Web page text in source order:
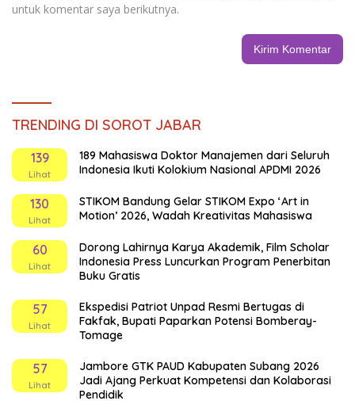
untuk komentar saya berikutnya.
TRENDING DI SOROT JABAR
139
Lihat
189 Mahasiswa Doktor Manajemen dari Seluruh
Indonesia Ikuti Kolokium Nasional APDMI 2026
130
Lihat
STIKOM Bandung Gelar STIKOM Expo ‘Art in
Motion’ 2026, Wadah Kreativitas Mahasiswa
60
Lihat
Dorong Lahirnya Karya Akademik, Film Scholar
Indonesia Press Luncurkan Program Penerbitan
Buku Gratis
57
Lihat
Ekspedisi Patriot Unpad Resmi Bertugas di
Fakfak, Bupati Paparkan Potensi Bomberay-
Tomage
57
Lihat
Jambore GTK PAUD Kabupaten Subang 2026
Jadi Ajang Perkuat Kompetensi dan Kolaborasi
Pendidik